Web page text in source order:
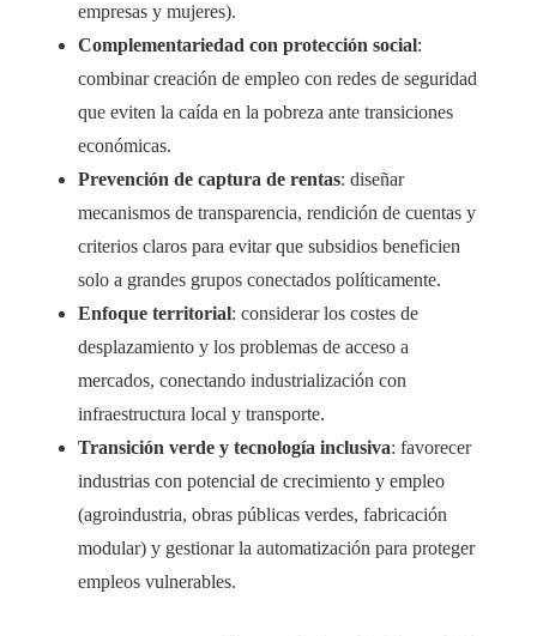
empresas y mujeres).
Complementariedad con protección social:
combinar creación de empleo con redes de seguridad
que eviten la caída en la pobreza ante transiciones
económicas.
Prevención de captura de rentas: diseñar
mecanismos de transparencia, rendición de cuentas y
criterios claros para evitar que subsidios beneficien
solo a grandes grupos conectados políticamente.
Enfoque territorial: considerar los costes de
desplazamiento y los problemas de acceso a
mercados, conectando industrialización con
infraestructura local y transporte.
Transición verde y tecnologí­a inclusiva: favorecer
industrias con potencial de crecimiento y empleo
(agroindustria, obras públicas verdes, fabricación
modular) y gestionar la automatización para proteger
empleos vulnerables.